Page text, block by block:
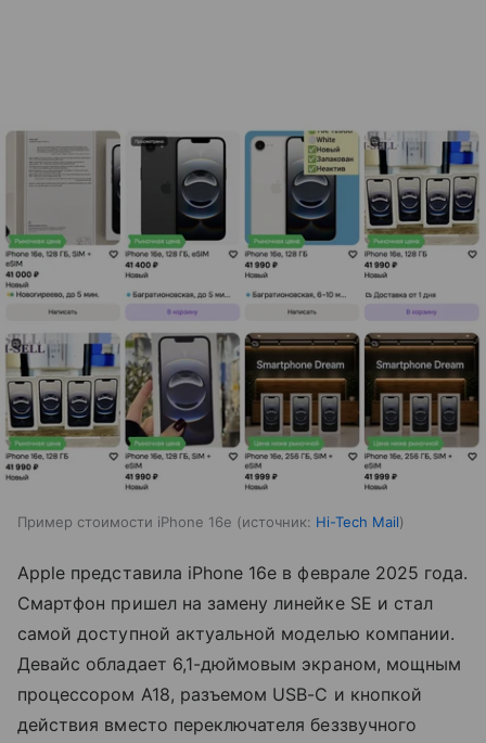
Пример стоимости iPhone 16e источник: Hi-Tech Mail
Apple представила iPhone 16e в феврале 2025 года.
Смартфон пришел на замену линейке SE и стал
самой доступной актуальной моделью компании.
Девайс обладает 6,1-дюймовым экраном, мощным
процессором A18, разъемом USB-C и кнопкой
действия вместо переключателя беззвучного